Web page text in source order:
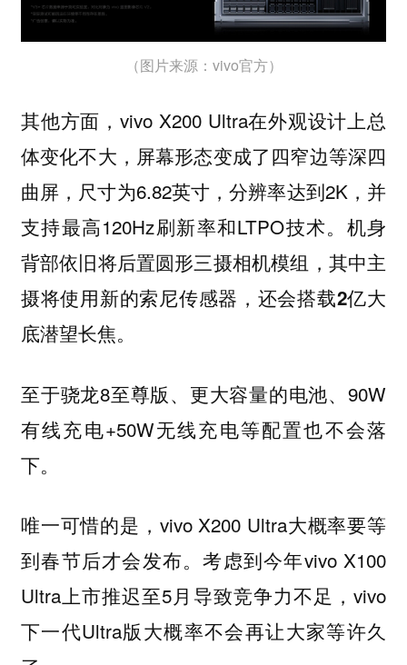
（图片来源：vivo官方）
其他方面，vivo X200 Ultra在外观设计上总
体变化不大，屏幕形态变成了四窄边等深四
曲屏，尺寸为6.82英寸，分辨率达到2K，并
支持最高120Hz刷新率和LTPO技术。 机身
背部依旧将后置圆形三摄相机模组，其中主
摄将使用新的索尼传感器，还会搭载2亿大
底潜望长焦。
至于骁龙8至尊版、更大容量的电池、90W
有线充电+50W无线充电等配置也不会落
下。
唯一可惜的是，vivo X200 Ultra大概率要等
到春节后才会发布。考虑到今年vivo X100
Ultra上市推迟至5月导致竞争力不足，vivo
下一代Ultra版大概率不会再让大家等许久